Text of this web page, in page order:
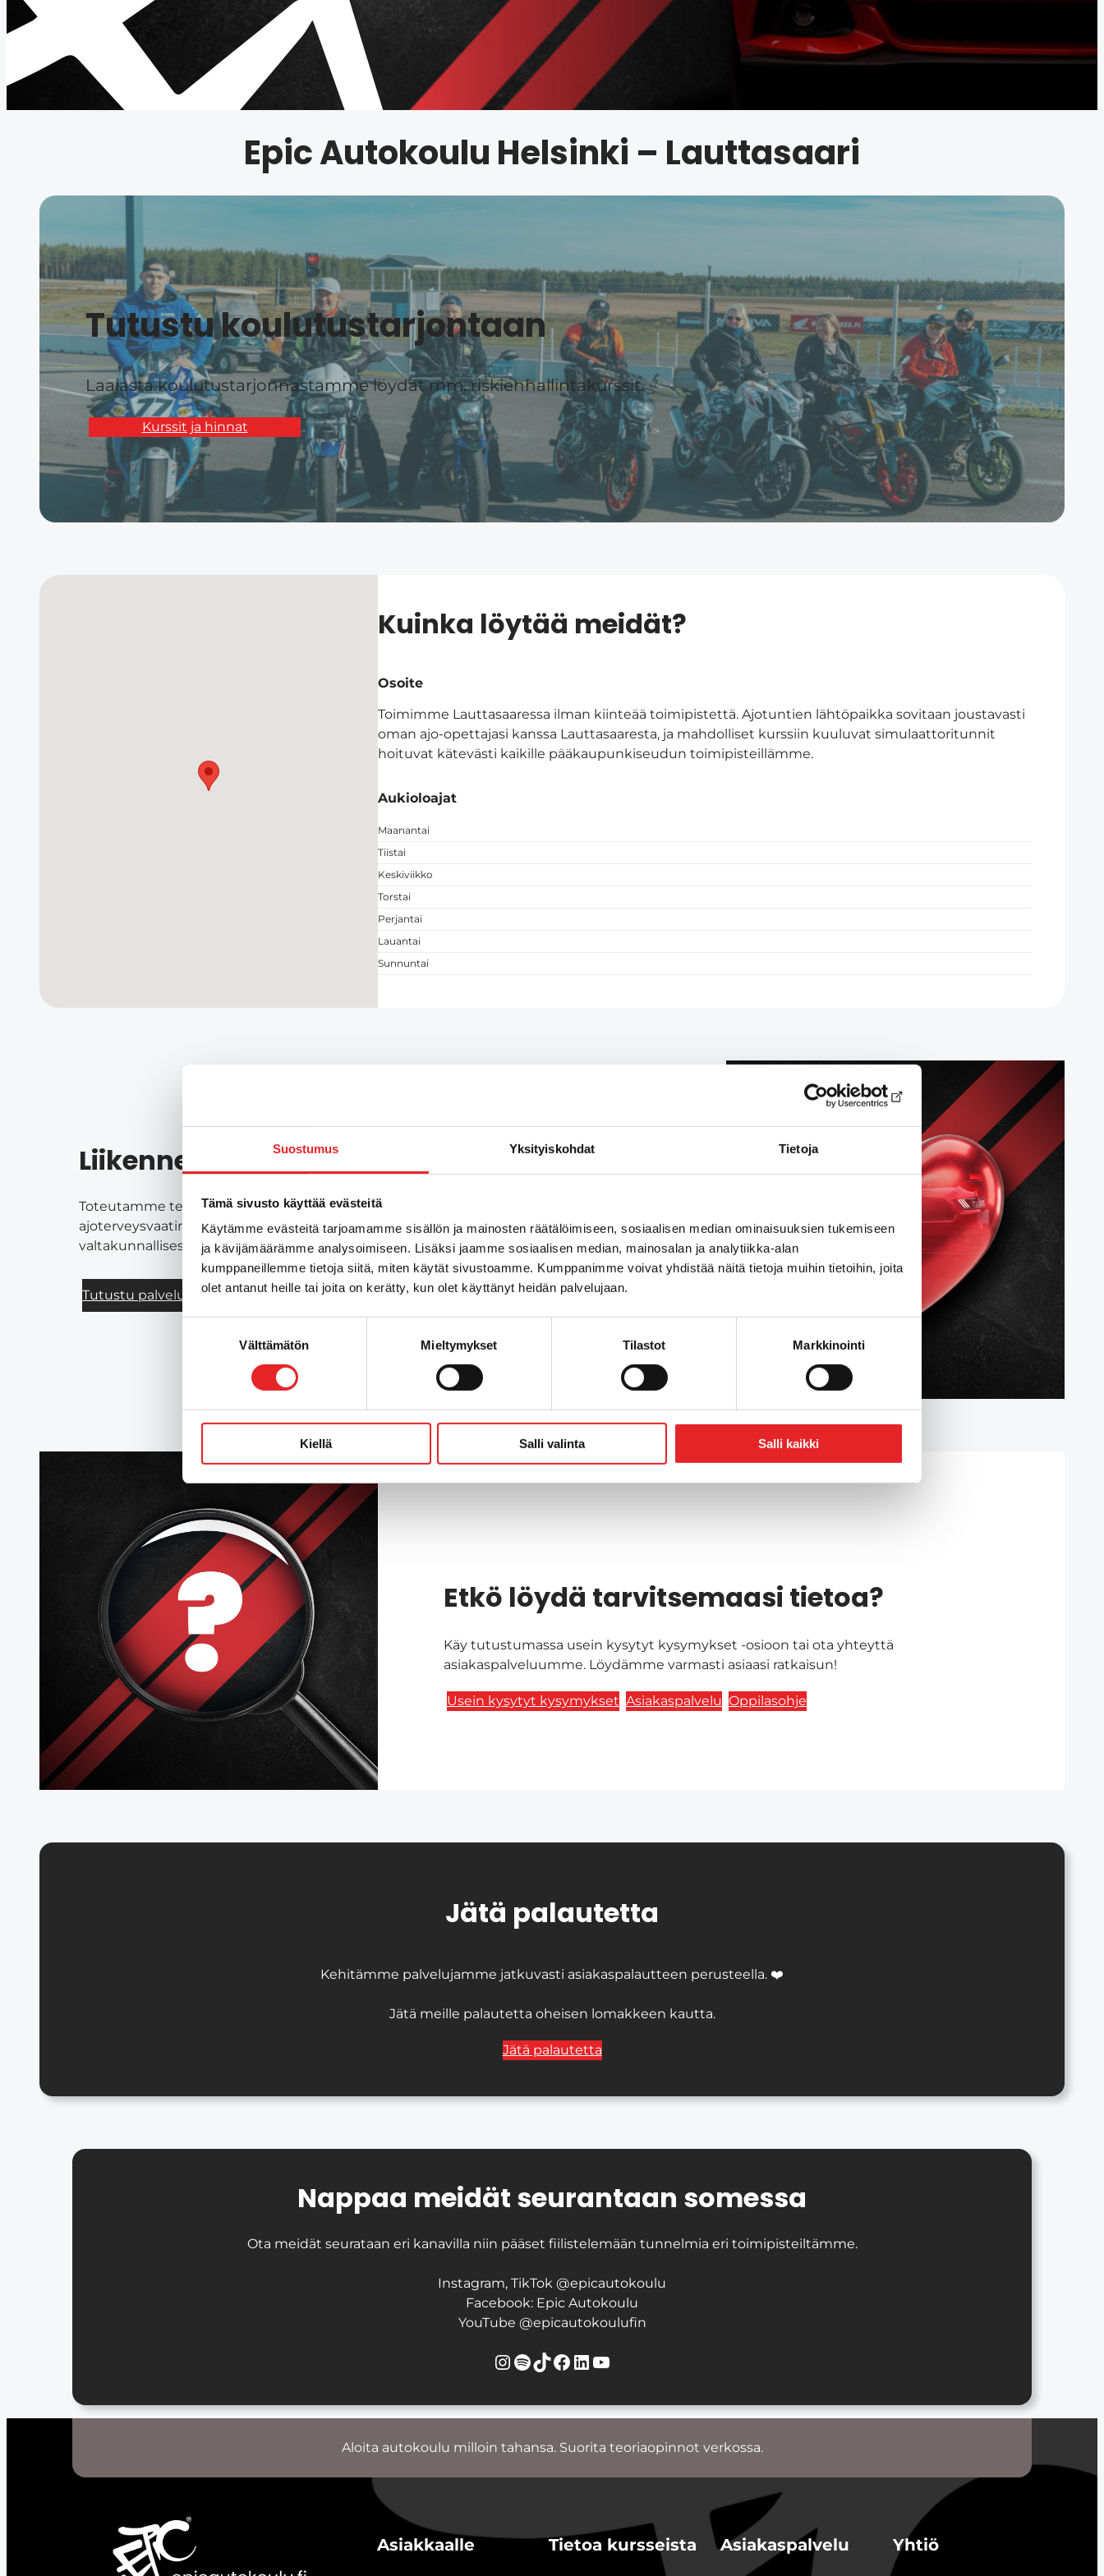
Suostumus Yksityiskohdat Tietoja
Tämä sivusto käyttää evästeitä
Käytämme evästeitä tarjoamamme sisällön ja mainosten räätälöimiseen, sosiaalisen median ominaisuuksien tukemiseen
ja kävijämäärämme analysoimiseen. Lisäksi jaamme sosiaalisen median, mainosalan ja analytiikka-alan
kumppaneillemme tietoja siitä, miten käytät sivustoamme. Kumppanimme voivat yhdistää näitä tietoja muihin tietoihin, joita
olet antanut heille tai joita on kerätty, kun olet käyttänyt heidän palvelujaan.
Välttämätön Mieltymykset Tilastot Markkinointi
Kiellä Salli valinta Salli kaikki
Epic Autokoulu Helsinki – Lauttasaari
Tutustu koulutustarjontaan​
Laajasta koulutustarjonnastamme löydät mm. riskienhallintakurssit.
Kurssit ja hinnat
Kuinka löytää meidät?
Osoite
Toimimme Lauttasaaressa ilman kiinteää toimipistettä. Ajotuntien lähtöpaikka sovitaan joustavasti
oman ajo-opettajasi kanssa Lauttasaaresta, ja mahdolliset kurssiin kuuluvat simulaattoritunnit
hoituvat kätevästi kaikille pääkaupunkiseudun toimipisteillämme.
Aukioloajat
Maanantai
Tiistai
Keskiviikko
Torstai
Perjantai
Lauantai
Sunnuntai
Liikenneterveyden palvelut
Toteutamme terveysperusteisia ajokyvyn arviointeja ryhmä 1 ja ryhmä 2
ajoterveysvaatimusten mukaisesti, sekä muuta ajoterveyteen liittyvää koulutusta
valtakunnallisesti Liikenneterveys Oy:n kanssa.
Tutustu palveluihin
Etkö löydä tarvitsemaasi tietoa?
Käy tutustumassa usein kysytyt kysymykset -osioon tai ota yhteyttä
asiakaspalveluumme. Löydämme varmasti asiaasi ratkaisun!
Usein kysytyt kysymykset Asiakaspalvelu Oppilasohje
Jätä palautetta
Kehitämme palvelujamme jatkuvasti asiakaspalautteen perusteella. ❤️
Jätä meille palautetta oheisen lomakkeen kautta.
Jätä palautetta
Nappaa meidät seurantaan somessa
Ota meidät seurataan eri kanavilla niin pääset fiilistelemään tunnelmia eri toimipisteiltämme.
Instagram, TikTok @epicautokoulu
Facebook: Epic Autokoulu
YouTube @epicautokoulufin
Instagram
Spotify
TikTok
Facebook
LinkedIn
YouTube
Aloita autokoulu milloin tahansa. Suorita teoriaopinnot verkossa.
Asiakkaalle Tietoa kursseista Asiakaspalvelu Yhtiö